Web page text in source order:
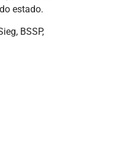
estado.
BSSP,